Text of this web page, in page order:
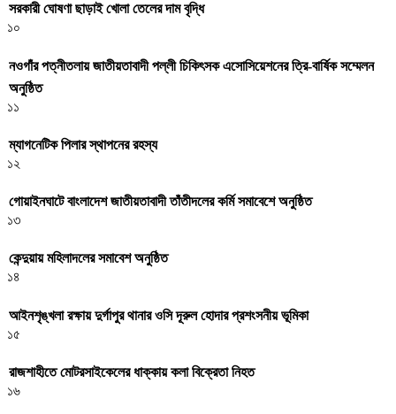
সরকারী ঘােষণা ছাড়াই খােলা তেলের দাম বৃদ্ধি
১০
নওগাঁর পত্নীতলায় জাতীয়তাবাদী পল্লী চিকিৎসক এসোসিয়েশনের ত্রি-বার্ষিক সম্মেলন
অনুষ্ঠিত
১১
ম্যাগনেটিক পিলার স্থাপনের রহস্য
১২
গোয়াইনঘাটে বাংলাদেশ জাতীয়তাবাদী তাঁতীদলের কর্মি সমাবেশে অনুষ্ঠিত
১৩
কেন্দুয়ায় মহিলাদলের সমাবেশ অনুষ্ঠিত
১৪
আইনশৃঙ্খলা রক্ষায় দুর্গাপুর থানার ওসি দূরুল হোদার প্রশংসনীয় ভূমিকা
১৫
রাজশাহীতে মোটরসাইকেলের ধাক্কায় কলা বিক্রেতা নিহত
১৬